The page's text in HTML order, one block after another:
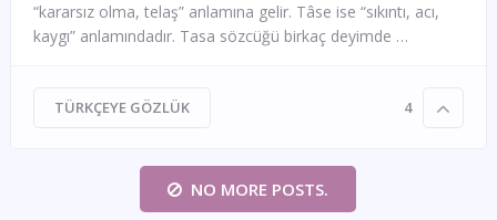
“kararsız olma, telaş” anlamına gelir. Tâse ise “sıkıntı, acı,
kaygı” anlamındadır. Tasa sözcüğü birkaç deyimde …
TÜRKÇEYE GÖZLÜK 4
NO MORE POSTS.